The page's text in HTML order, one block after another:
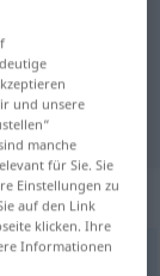
und unsere
manche
für Sie. Sie
Einstellungen zu
auf den Link
klicken. Ihre
Informationen